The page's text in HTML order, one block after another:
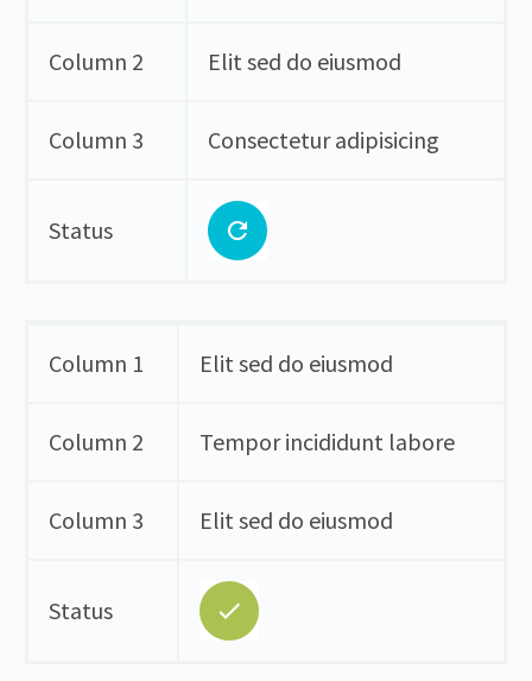
Column 2 Elit sed do eiusmod
Column 3 Consectetur adipisicing
Status
Column 1 Elit sed do eiusmod
Column 2 Tempor incididunt labore
Column 3 Elit sed do eiusmod
Status